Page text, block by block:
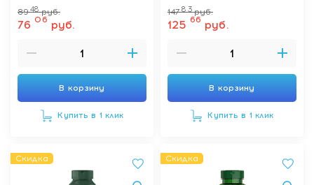
8948 руб.
76 06 руб.
В корзину
Купить в 1 клик
14783 руб.
125 66 руб.
В корзину
Купить в 1 клик
Скидка Скидка